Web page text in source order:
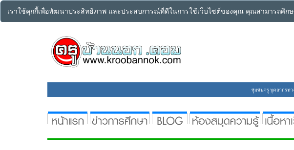
เราใช้คุกกี้เพื่อพัฒนาประสิทธิภาพ และประสบการณ์ที่ดีในการใช้เว็บไซต์ของคุณ คุณสามารถศึกษ
ชุมชนครู บุคลากรท